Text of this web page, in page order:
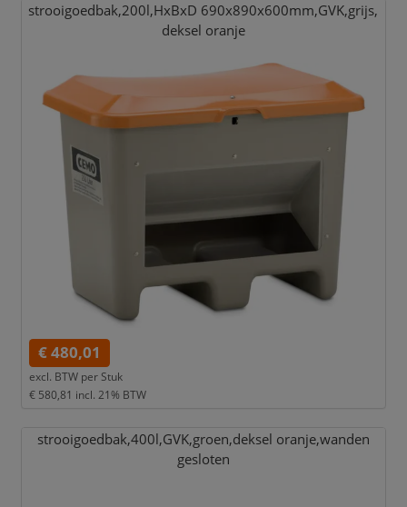
strooigoedbak,200l,HxBxD 690x890x600mm,GVK,grijs,
deksel oranje
€ 480,01
excl. BTW per Stuk
€ 580,81 incl. 21% BTW
strooigoedbak,400l,GVK,groen,deksel oranje,wanden
gesloten